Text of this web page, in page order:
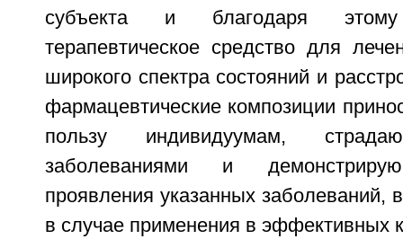
субъекта и благодаря
терапевтическое средство для
широкого спектра состояний и
фармацевтические композиции
пользу индивидуумам,
заболеваниями и
проявления указанных заболеваний,
в случае применения в эффективных